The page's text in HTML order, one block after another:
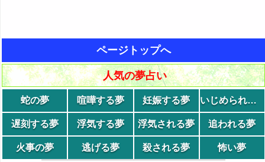
ページトップへ
人気の夢占い
蛇の夢 喧嘩する夢 妊娠する夢 いじめられる夢
遅刻する夢 浮気する夢 浮気される夢 追われる夢
火事の夢 逃げる夢 殺される夢 怖い夢